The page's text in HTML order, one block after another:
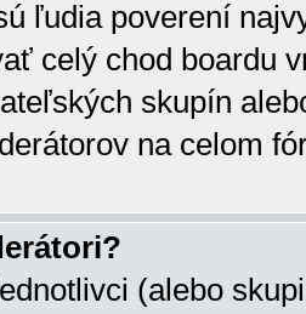
ľudia poverení
celý chod boardu
skupín
na celom
(alebo